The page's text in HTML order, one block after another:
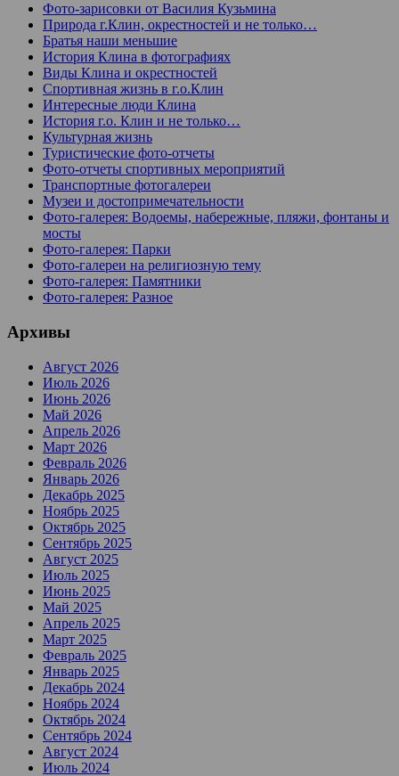
Фото-зарисовки от Василия Кузьмина
Природа г.Клин, окрестностей и не только…
Братья наши меньшие
История Клина в фотографиях
Виды Клина и окрестностей
Спортивная жизнь в г.о.Клин
Интересные люди Клина
История г.о. Клин и не только…
Культурная жизнь
Туристические фото-отчеты
Фото-отчеты спортивных мероприятий
Транспортные фотогалереи
Музеи и достопримечательности
Фото-галерея: Водоемы, набережные, пляжи, фонтаны и
мосты
Фото-галерея: Парки
Фото-галереи на религиозную тему
Фото-галерея: Памятники
Фото-галерея: Разное
Архивы
Август 2026
Июль 2026
Июнь 2026
Май 2026
Апрель 2026
Март 2026
Февраль 2026
Январь 2026
Декабрь 2025
Ноябрь 2025
Октябрь 2025
Сентябрь 2025
Август 2025
Июль 2025
Июнь 2025
Май 2025
Апрель 2025
Март 2025
Февраль 2025
Январь 2025
Декабрь 2024
Ноябрь 2024
Октябрь 2024
Сентябрь 2024
Август 2024
Июль 2024